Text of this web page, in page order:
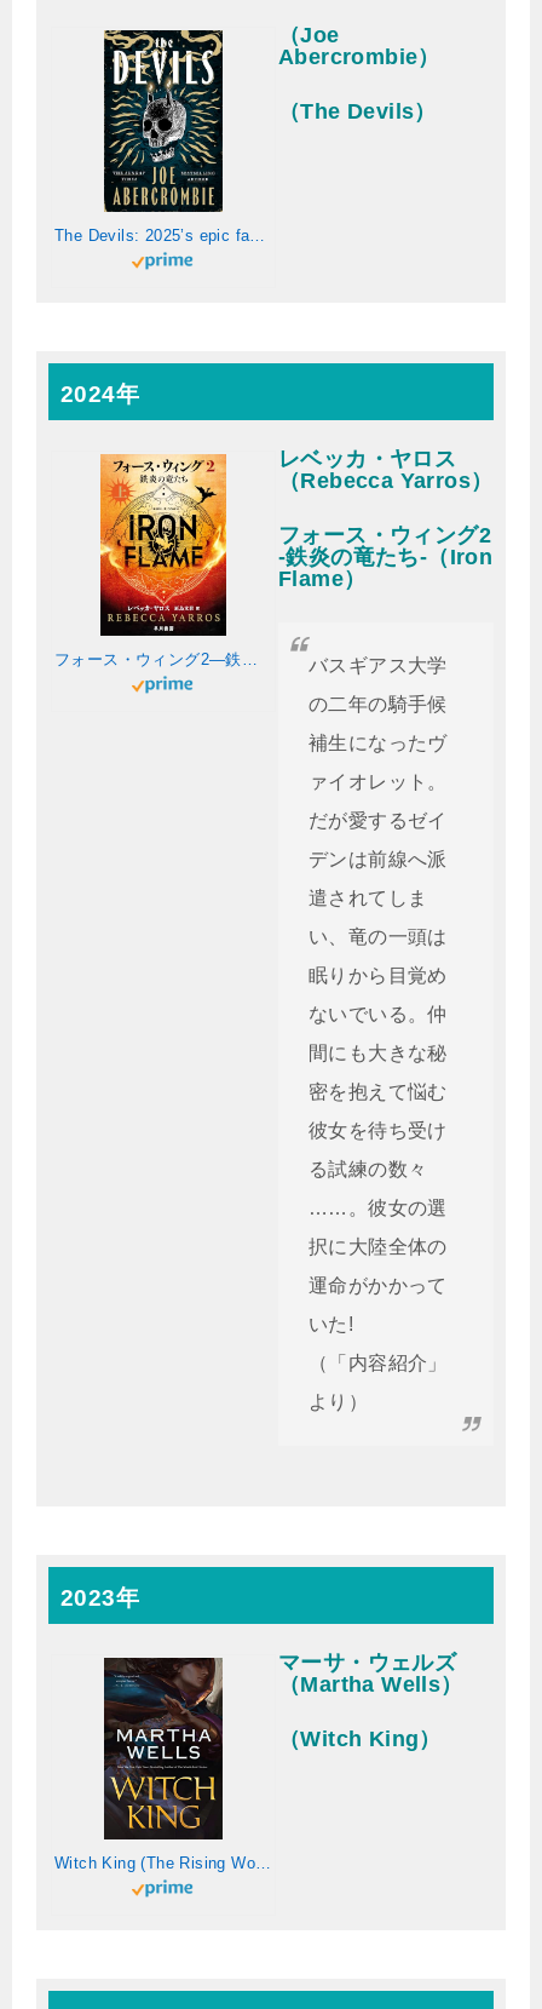
The Devils: 2025’s epic fantasy sensation – prepare for a wickedly dark and twisted adventure (English Edition)
（Joe
Abercrombie）
（The Devils）
2024年
フォース・ウィング2―鉄炎の竜たち― 上
レベッカ・ヤロス
（Rebecca Yarros）
フォース・ウィング2
-鉄炎の竜たち-（Iron
Flame）
バスギアス大学
の二年の騎手候
補生になったヴ
ァイオレット。
だが愛するゼイ
デンは前線へ派
遣されてしま
い、竜の一頭は
眠りから目覚め
ないでいる。仲
間にも大きな秘
密を抱えて悩む
彼女を待ち受け
る試練の数々
……。彼女の選
択に大陸全体の
運命がかかって
いた!
（「内容紹介」
より）
2023年
Witch King (The Rising World Book 1) (English Edition)
マーサ・ウェルズ
（Martha Wells）
（Witch King）